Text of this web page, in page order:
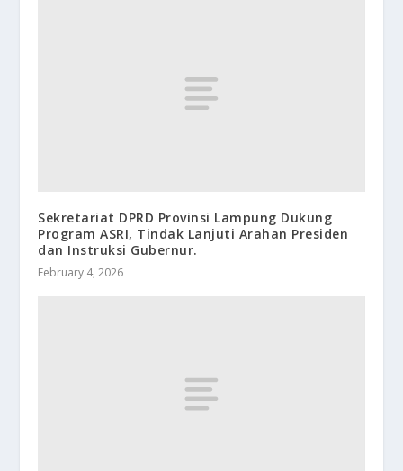
Sekretariat DPRD Provinsi Lampung Dukung
Program ASRI, Tindak Lanjuti Arahan Presiden
dan Instruksi Gubernur.
February 4, 2026